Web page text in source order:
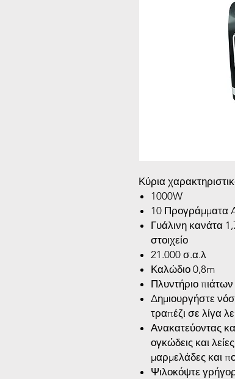
Κύρια
1000W
10 Προγράμματα
Γυάλινη κανάτα
στοιχείο
21.000 σ.α.λ
Καλώδιο 0,8m
Πλυντήριο πιάτων
Δημιουργήστε
τραπέζι σε λίγα
Ανακατεύοντας
ογκώδεις και
μαρμελάδες και
Ψιλοκόψτε